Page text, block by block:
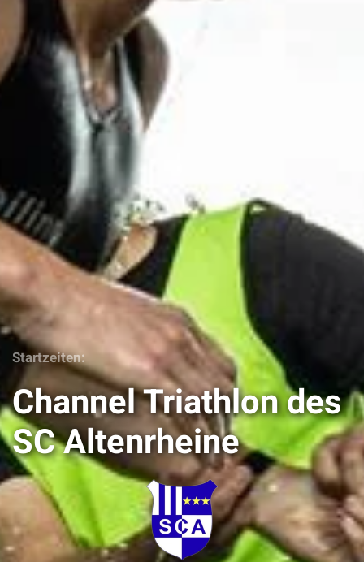
Startzeiten:
Channel Triathlon des
SC Altenrheine